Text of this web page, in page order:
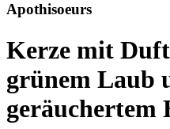
Apothisoeurs
Kerze mit
grünem Laub
geräuchertem